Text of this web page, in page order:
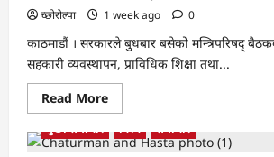
च्छोरोल्पा 1 week ago 0
काठमाडौं । सरकारले बुधबार बसेको मन्त्रिपरिषद्
सहकारी व्यवस्थापन, प्राविधिक शिक्षा तथा...
Read MoreRead
more
मन्त्रिपरिषद्का
महत्वपूर्ण
मुख्य समाचार विश्व समाचार